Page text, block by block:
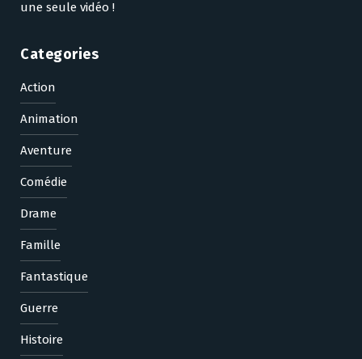
une seule vidéo !
Categories
Action
Animation
Aventure
Comédie
Drame
Famille
Fantastique
Guerre
Histoire